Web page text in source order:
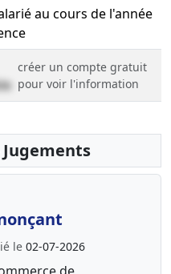
au cours de l'année
créer un compte gratuit
pour voir l'information
le 02-07-2026